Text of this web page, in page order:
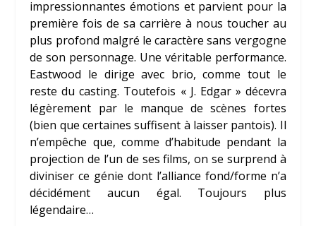
impressionnantes émotions et parvient pour la
première fois de sa carrière à nous toucher au
plus profond malgré le caractère sans vergogne
de son personnage. Une véritable performance.
Eastwood le dirige avec brio, comme tout le
reste du casting. Toutefois « J. Edgar » décevra
légèrement par le manque de scènes fortes
(bien que certaines suffisent à laisser pantois). Il
n’empêche que, comme d’habitude pendant la
projection de l’un de ses films, on se surprend à
diviniser ce génie dont l’alliance fond/forme n’a
décidément aucun égal. Toujours plus
légendaire…